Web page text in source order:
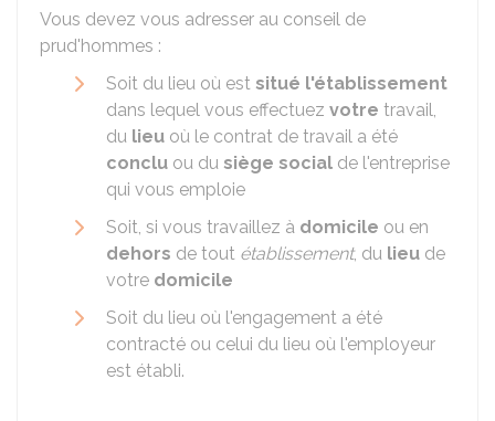
Vous devez vous adresser au conseil de
prud'hommes :
Soit du lieu où est situé l'établissement
dans lequel vous effectuez votre travail,
du lieu où le contrat de travail a été
conclu ou du siège social de l'entreprise
qui vous emploie
Soit, si vous travaillez à domicile ou en
dehors de tout établissement, du lieu de
votre domicile
Soit du lieu où l'engagement a été
contracté ou celui du lieu où l'employeur
est établi.